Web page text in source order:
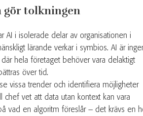
gör tolkningen
AI i isolerade delar av organisationen i
lärande verkar i symbios. AI är
hela företaget behöver vara delaktigt
över tid.
vissa trender och identifiera möjligheter
chef vet att data utan kontext kan vara
vad en algoritm föreslår – det krävs en